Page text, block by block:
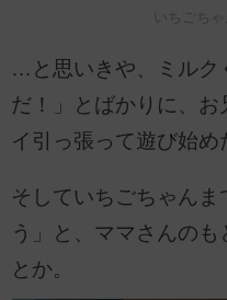
いちごち
…と思いきや、ミルク
だ！」とばかりに、
イ引っ張って遊び始め
そしていちごちゃん
う」と、ママさんの
とか。